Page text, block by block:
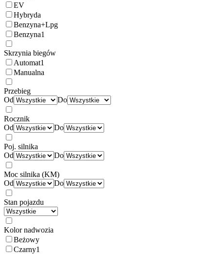
EV
Hybryda
Benzyna+Lpg
Benzyna1
Skrzynia biegów
Automat1
Manualna
Przebieg
Od
Do
Rocznik
Od
Do
Poj. silnika
Od
Do
Moc silnika (KM)
Od
Do
Stan pojazdu
Kolor nadwozia
Beżowy
Czarny1